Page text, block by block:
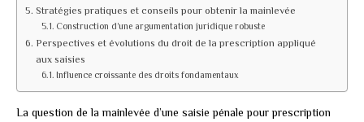
Stratégies pratiques et conseils pour obtenir la mainlevée
Construction d’une argumentation juridique robuste
Perspectives et évolutions du droit de la prescription appliqué
aux saisies
Influence croissante des droits fondamentaux
La question de la mainlevée d’une saisie pénale pour prescription